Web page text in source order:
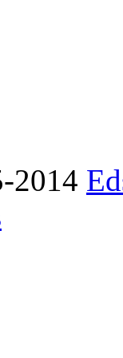
2014